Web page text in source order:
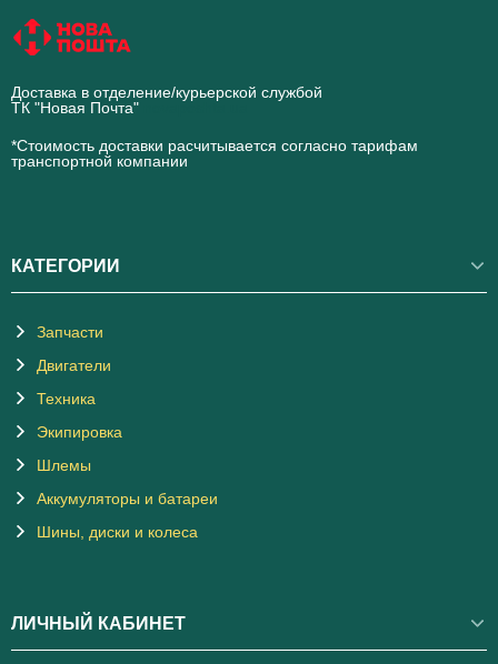
Доставка в отделение/курьерской службой
ТК "Новая Почта"
*Стоимость доставки расчитывается согласно тарифам
транспортной компании
КАТЕГОРИИ
Запчасти
Двигатели
Техника
Экипировка
Шлемы
Аккумуляторы и батареи
Шины, диски и колеса
ЛИЧНЫЙ КАБИНЕТ